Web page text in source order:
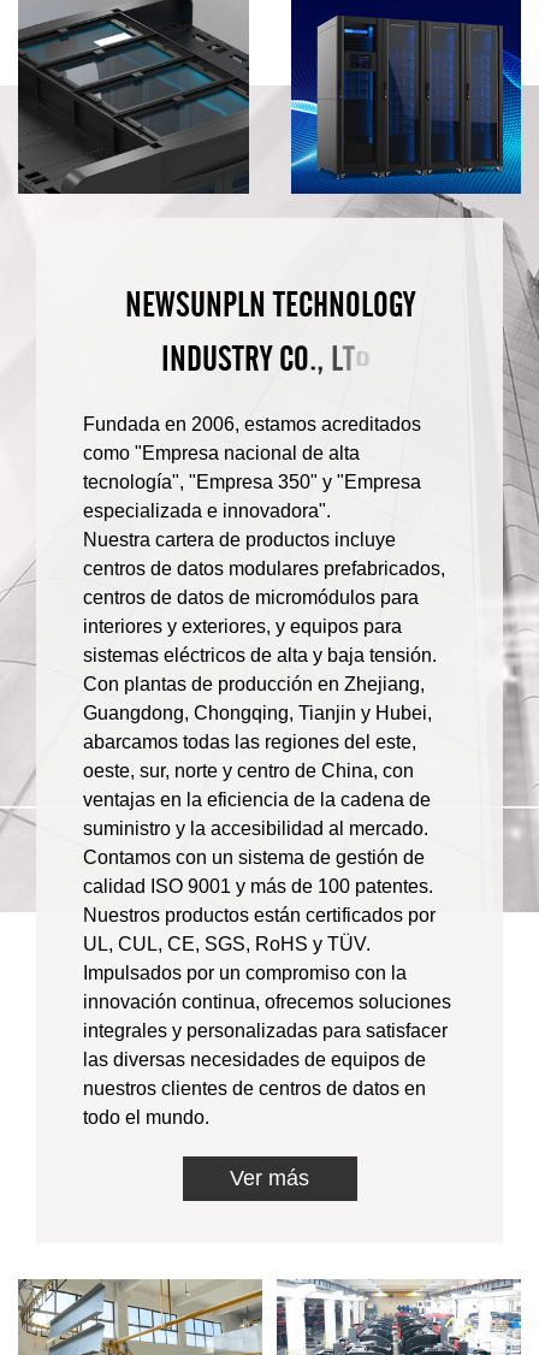
NEWSUNPLNTECHNOLOGY
INDUSTRY CO., LTD
Fundada en 2006, estamos acreditados
como "Empresa nacional de alta
tecnología", "Empresa 350" y "Empresa
especializada e innovadora".
Nuestra cartera de productos incluye
centros de datos modulares prefabricados,
centros de datos de micromódulos para
interiores y exteriores, y equipos para
sistemas eléctricos de alta y baja tensión.
Con plantas de producción en Zhejiang,
Guangdong, Chongqing, Tianjin y Hubei,
abarcamos todas las regiones del este,
oeste, sur, norte y centro de China, con
ventajas en la eficiencia de la cadena de
suministro y la accesibilidad al mercado.
Contamos con un sistema de gestión de
calidad ISO 9001 y más de 100 patentes.
Nuestros productos están certificados por
UL, CUL, CE, SGS, RoHS y TÜV.
Impulsados ​​por un compromiso con la
innovación continua, ofrecemos soluciones
integrales y personalizadas para satisfacer
las diversas necesidades de equipos de
nuestros clientes de centros de datos en
todo el mundo.
Ver más